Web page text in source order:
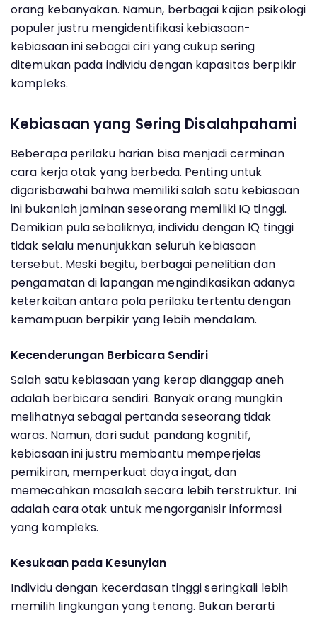
orang kebanyakan. Namun, berbagai kajian psikologi
populer justru mengidentifikasi kebiasaan-
kebiasaan ini sebagai ciri yang cukup sering
ditemukan pada individu dengan kapasitas berpikir
kompleks.
Kebiasaan yang Sering Disalahpahami
Beberapa perilaku harian bisa menjadi cerminan
cara kerja otak yang berbeda. Penting untuk
digarisbawahi bahwa memiliki salah satu kebiasaan
ini bukanlah jaminan seseorang memiliki IQ tinggi.
Demikian pula sebaliknya, individu dengan IQ tinggi
tidak selalu menunjukkan seluruh kebiasaan
tersebut. Meski begitu, berbagai penelitian dan
pengamatan di lapangan mengindikasikan adanya
keterkaitan antara pola perilaku tertentu dengan
kemampuan berpikir yang lebih mendalam.
Kecenderungan Berbicara Sendiri
Salah satu kebiasaan yang kerap dianggap aneh
adalah berbicara sendiri. Banyak orang mungkin
melihatnya sebagai pertanda seseorang tidak
waras. Namun, dari sudut pandang kognitif,
kebiasaan ini justru membantu memperjelas
pemikiran, memperkuat daya ingat, dan
memecahkan masalah secara lebih terstruktur. Ini
adalah cara otak untuk mengorganisir informasi
yang kompleks.
Kesukaan pada Kesunyian
Individu dengan kecerdasan tinggi seringkali lebih
memilih lingkungan yang tenang. Bukan berarti